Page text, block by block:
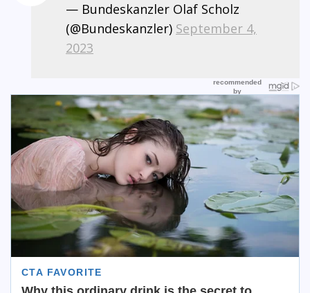
— Bundeskanzler Olaf Scholz
(@Bundeskanzler) September 4,
2023